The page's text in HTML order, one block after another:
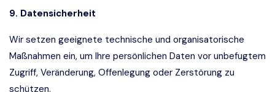
9. Datensicherheit
Wir setzen geeignete technische und organisatorische
Maßnahmen ein, um Ihre persönlichen Daten vor unbefugtem
Zugriff, Veränderung, Offenlegung oder Zerstörung zu
schützen.